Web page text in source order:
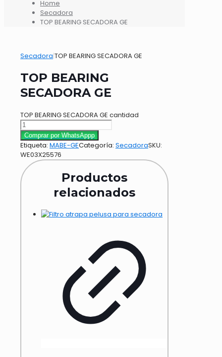
Home
Secadora
TOP BEARING SECADORA GE
Secadora|TOP BEARING SECADORA GE
TOP BEARING
SECADORA GE
TOP BEARING SECADORA GE cantidad
Comprar por WhatsAppp
Etiqueta: MABE-GECategoría: SecadoraSKU:
WE03X25576
Productos
relacionados